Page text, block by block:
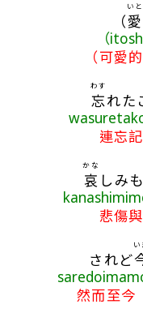
（愛
いと
（
（可愛
忘
わす
れた
連忘
哀
かな
しみも
悲傷
されど
い
然而至